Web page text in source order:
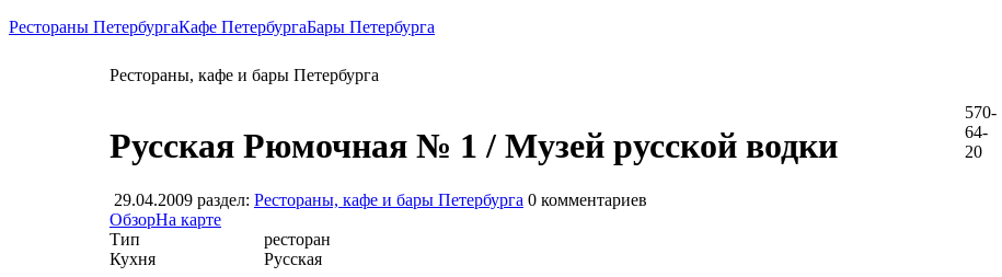
Рестораны ПетербургаКафе ПетербургаБары Петербурга
Рестораны, кафе и бары Петербурга
Русская Рюмочная № 1 / Музей русской водки
570-
64-
20
29.04.2009 раздел: Рестораны, кафе и бары Петербурга 0 комментариев
ОбзорНа карте
Тип
ресторан
Кухня
Русская